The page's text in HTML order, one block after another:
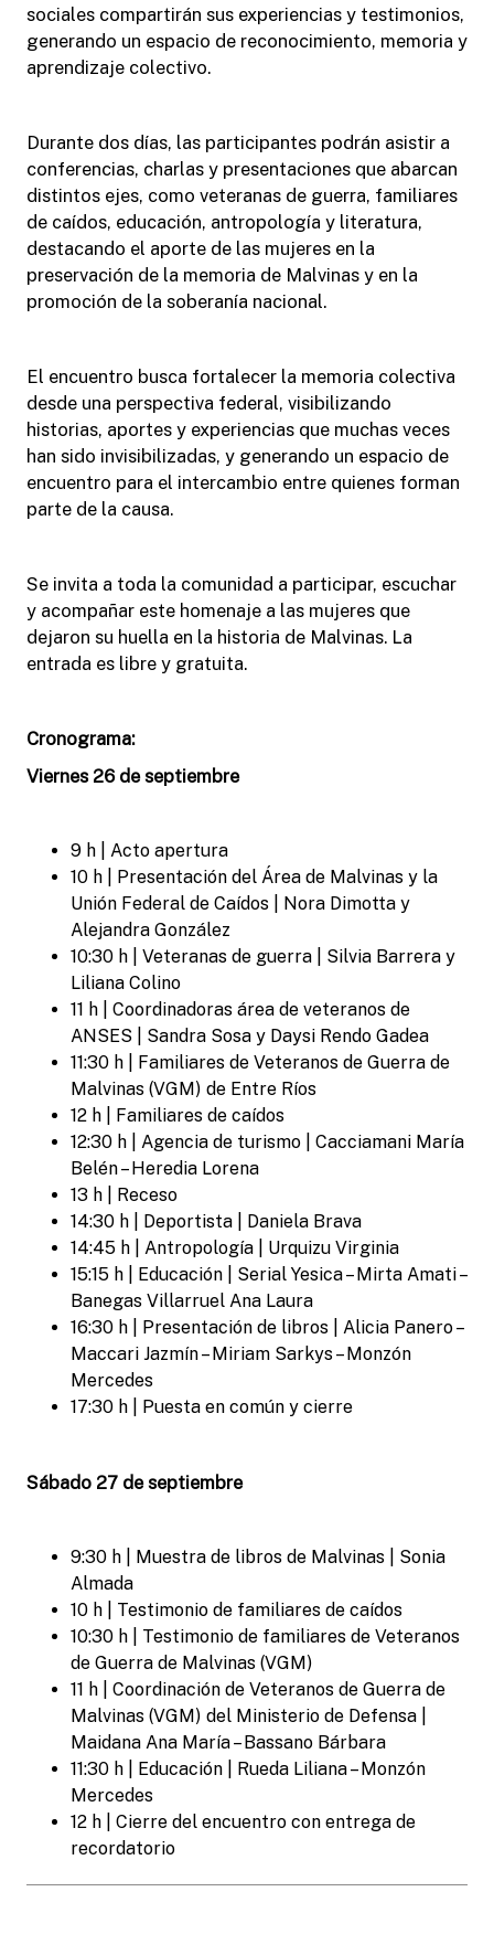
sociales compartirán sus experiencias y testimonios,
generando un espacio de reconocimiento, memoria y
aprendizaje colectivo.
Durante dos días, las participantes podrán asistir a
conferencias, charlas y presentaciones que abarcan
distintos ejes, como veteranas de guerra, familiares
de caídos, educación, antropología y literatura,
destacando el aporte de las mujeres en la
preservación de la memoria de Malvinas y en la
promoción de la soberanía nacional.
El encuentro busca fortalecer la memoria colectiva
desde una perspectiva federal, visibilizando
historias, aportes y experiencias que muchas veces
han sido invisibilizadas, y generando un espacio de
encuentro para el intercambio entre quienes forman
parte de la causa.
Se invita a toda la comunidad a participar, escuchar
y acompañar este homenaje a las mujeres que
dejaron su huella en la historia de Malvinas. La
entrada es libre y gratuita.
Cronograma:
Viernes 26 de septiembre
9 h | Acto apertura
10 h | Presentación del Área de Malvinas y la
Unión Federal de Caídos | Nora Dimotta y
Alejandra González
10:30 h | Veteranas de guerra | Silvia Barrera y
Liliana Colino
11 h | Coordinadoras área de veteranos de
ANSES | Sandra Sosa y Daysi Rendo Gadea
11:30 h | Familiares de Veteranos de Guerra de
Malvinas (VGM) de Entre Ríos
12 h | Familiares de caídos
12:30 h | Agencia de turismo | Cacciamani María
Belén – Heredia Lorena
13 h | Receso
14:30 h | Deportista | Daniela Brava
14:45 h | Antropología | Urquizu Virginia
15:15 h | Educación | Serial Yesica – Mirta Amati –
Banegas Villarruel Ana Laura
16:30 h | Presentación de libros | Alicia Panero –
Maccari Jazmín – Miriam Sarkys – Monzón
Mercedes
17:30 h | Puesta en común y cierre
Sábado 27 de septiembre
9:30 h | Muestra de libros de Malvinas | Sonia
Almada
10 h | Testimonio de familiares de caídos
10:30 h | Testimonio de familiares de Veteranos
de Guerra de Malvinas (VGM)
11 h | Coordinación de Veteranos de Guerra de
Malvinas (VGM) del Ministerio de Defensa |
Maidana Ana María – Bassano Bárbara
11:30 h | Educación | Rueda Liliana – Monzón
Mercedes
12 h | Cierre del encuentro con entrega de
recordatorio